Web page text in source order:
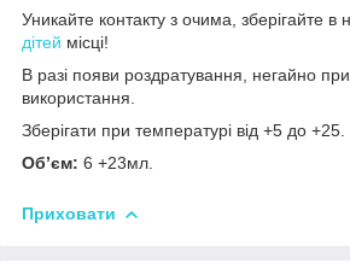
Уникайте контакту з очима, зберігайте в
дітей місці!
В разі появи роздратування, негайно
використання.
Зберігати при температурі від +5 до +25.
Об’єм: 6 +23мл.
Приховати